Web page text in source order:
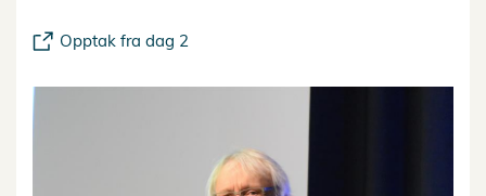
Opptak fra dag 2